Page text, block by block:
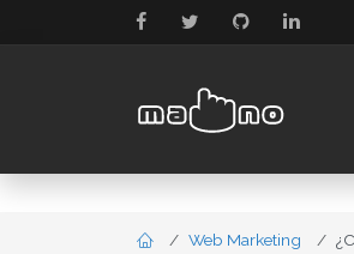
Web Marketing